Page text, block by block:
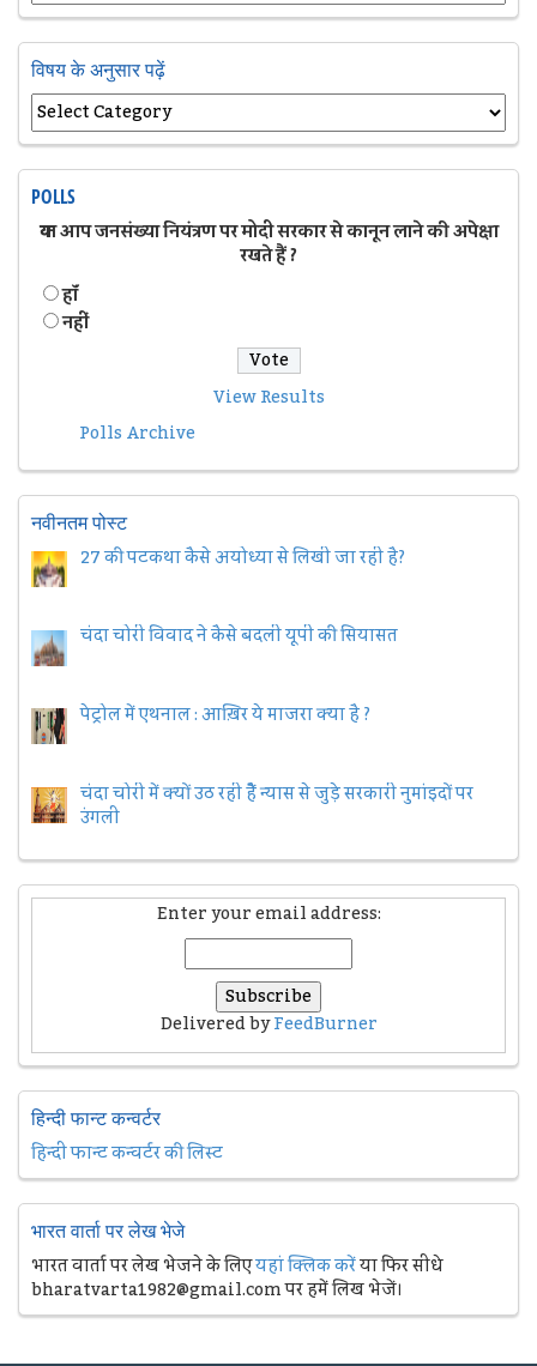
विषय के अनुसार पढ़ें
POLLS
क्या आप जनसंख्या नियंत्रण पर मोदी सरकार से कानून लाने की अपेक्षा
रखते हैं ?
हॉं
नहीं
View Results
Polls Archive
नवीनतम पोस्ट
27 की पटकथा कैसे अयोध्या से लिखी जा रही है?
चंदा चोरी विवाद ने कैसे बदली यूपी की सियासत
पेट्रोल में एथनाल : आख़िर ये माजरा क्या है ?
चंदा चोरी में क्यों उठ रही हैैं न्यास से जुड़े सरकारी नुमांइदों पर
उंगली
Enter your email address:
Delivered byFeedBurner
हिन्दी फान्ट कन्वर्टर
हिन्दी फान्ट कन्वर्टर की लिस्ट
भारत वार्ता पर लेख भेजे
भारत वार्ता पर लेख भेजने के लिएयहां क्लिक करेंया फिर सीधे
bharatvarta1982@gmail.com पर हमें लिख भेजें।